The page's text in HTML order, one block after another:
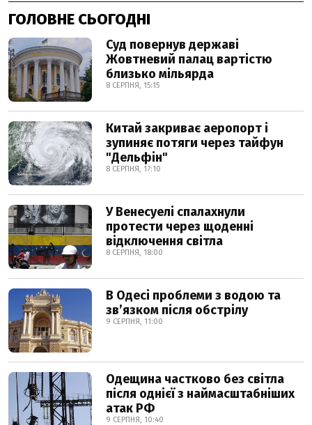
ГОЛОВНЕ СЬОГОДНІ
Суд повернув державі
Жовтневий палац вартістю
близько мільярда
8 СЕРПНЯ, 15:15
Китай закриває аеропорт і
зупиняє потяги через тайфун
"Дельфін"
8 СЕРПНЯ, 17:10
У Венесуелі спалахнули
протести через щоденні
відключення світла
8 СЕРПНЯ, 18:00
В Одесі проблеми з водою та
звʼязком після обстрілу
9 СЕРПНЯ, 11:00
Одещина частково без світла
після однієї з наймасштабніших
атак РФ
9 СЕРПНЯ, 10:40